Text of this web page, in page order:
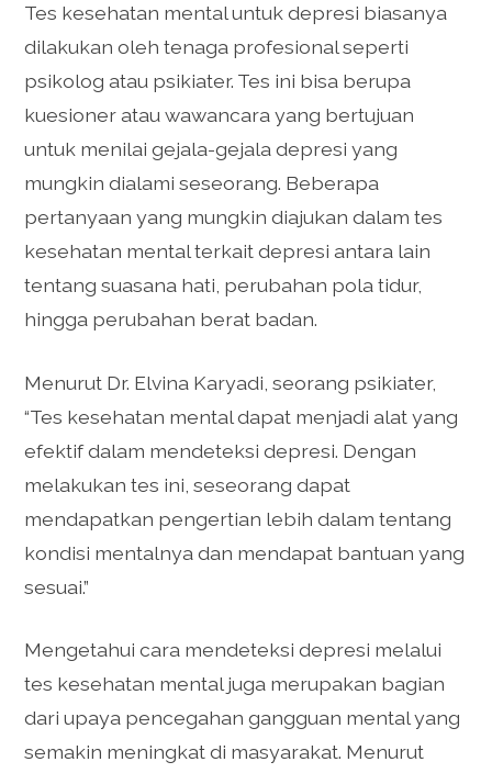
Tes kesehatan mental untuk depresi biasanya
dilakukan oleh tenaga profesional seperti
psikolog atau psikiater. Tes ini bisa berupa
kuesioner atau wawancara yang bertujuan
untuk menilai gejala-gejala depresi yang
mungkin dialami seseorang. Beberapa
pertanyaan yang mungkin diajukan dalam tes
kesehatan mental terkait depresi antara lain
tentang suasana hati, perubahan pola tidur,
hingga perubahan berat badan.
Menurut Dr. Elvina Karyadi, seorang psikiater,
“Tes kesehatan mental dapat menjadi alat yang
efektif dalam mendeteksi depresi. Dengan
melakukan tes ini, seseorang dapat
mendapatkan pengertian lebih dalam tentang
kondisi mentalnya dan mendapat bantuan yang
sesuai.”
Mengetahui cara mendeteksi depresi melalui
tes kesehatan mental juga merupakan bagian
dari upaya pencegahan gangguan mental yang
semakin meningkat di masyarakat. Menurut